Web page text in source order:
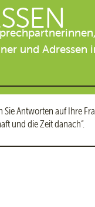
und Adressen
Sie Antworten auf Ihre
und die Zeit danach“.